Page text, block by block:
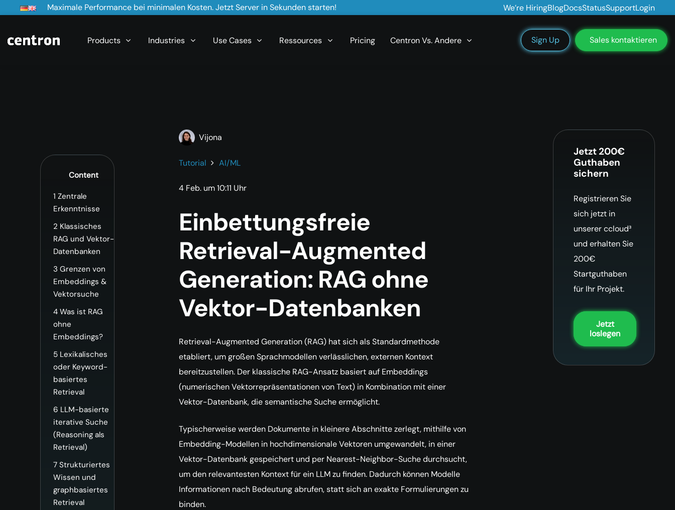
Maximale Performance bei minimalen Kosten. Jetzt Server in Sekunden starten! We’re HiringBlogDocsStatusSupportLogin
Products Industries Use Cases Ressources Pricing Centron Vs. Andere Sign Up Sales kontaktieren
Content
1 Zentrale
Erkenntnisse
2 Klassisches
RAG und Vektor-
Datenbanken
3 Grenzen von
Embeddings &
Vektorsuche
4 Was ist RAG
ohne
Embeddings?
5 Lexikalisches
oder Keyword-
basiertes
Retrieval
6 LLM-basierte
iterative Suche
(Reasoning als
Retrieval)
7 Strukturiertes
Wissen und
graphbasiertes
Retrieval
Vijona
Tutorial AI/ML
4 Feb. um 10:11 Uhr
Einbettungsfreie
Retrieval-Augmented
Generation: RAG ohne
Vektor-Datenbanken
Retrieval-Augmented Generation (RAG) hat sich als Standardmethode
etabliert, um großen Sprachmodellen verlässlichen, externen Kontext
bereitzustellen. Der klassische RAG-Ansatz basiert auf Embeddings
(numerischen Vektorrepräsentationen von Text) in Kombination mit einer
Vektor-Datenbank, die semantische Suche ermöglicht.
Typischerweise werden Dokumente in kleinere Abschnitte zerlegt, mithilfe von
Embedding-Modellen in hochdimensionale Vektoren umgewandelt, in einer
Vektor-Datenbank gespeichert und per Nearest-Neighbor-Suche durchsucht,
um den relevantesten Kontext für ein LLM zu finden. Dadurch können Modelle
Informationen nach Bedeutung abrufen, statt sich an exakte Formulierungen zu
binden.
Jetzt 200€
Guthaben
sichern
Registrieren Sie
sich jetzt in
unserer ccloud³
und erhalten Sie
200€
Startguthaben
für Ihr Projekt.
Jetzt
loslegen